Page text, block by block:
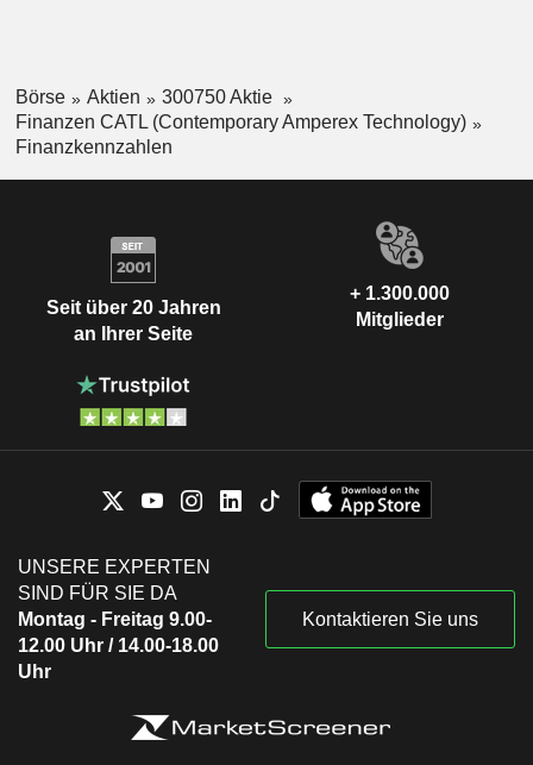
Börse Aktien
300750 Aktie
Finanzen CATL (Contemporary Amperex Technology)
Finanzkennzahlen
Seit über 20 Jahren
an Ihrer Seite
+ 1.300.000
Mitglieder
UNSERE EXPERTEN
SIND FÜR SIE DA
Montag - Freitag 9.00-
12.00 Uhr / 14.00-18.00
Uhr
Kontaktieren Sie uns